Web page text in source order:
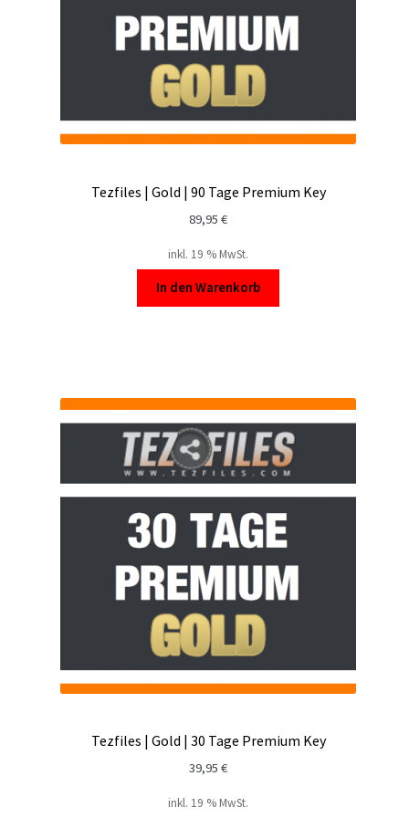
Tezfiles | Gold | 90 Tage Premium Key
89,95 €
inkl. 19 % MwSt.
In den Warenkorb
Tezfiles | Gold | 30 Tage Premium Key
39,95 €
inkl. 19 % MwSt.